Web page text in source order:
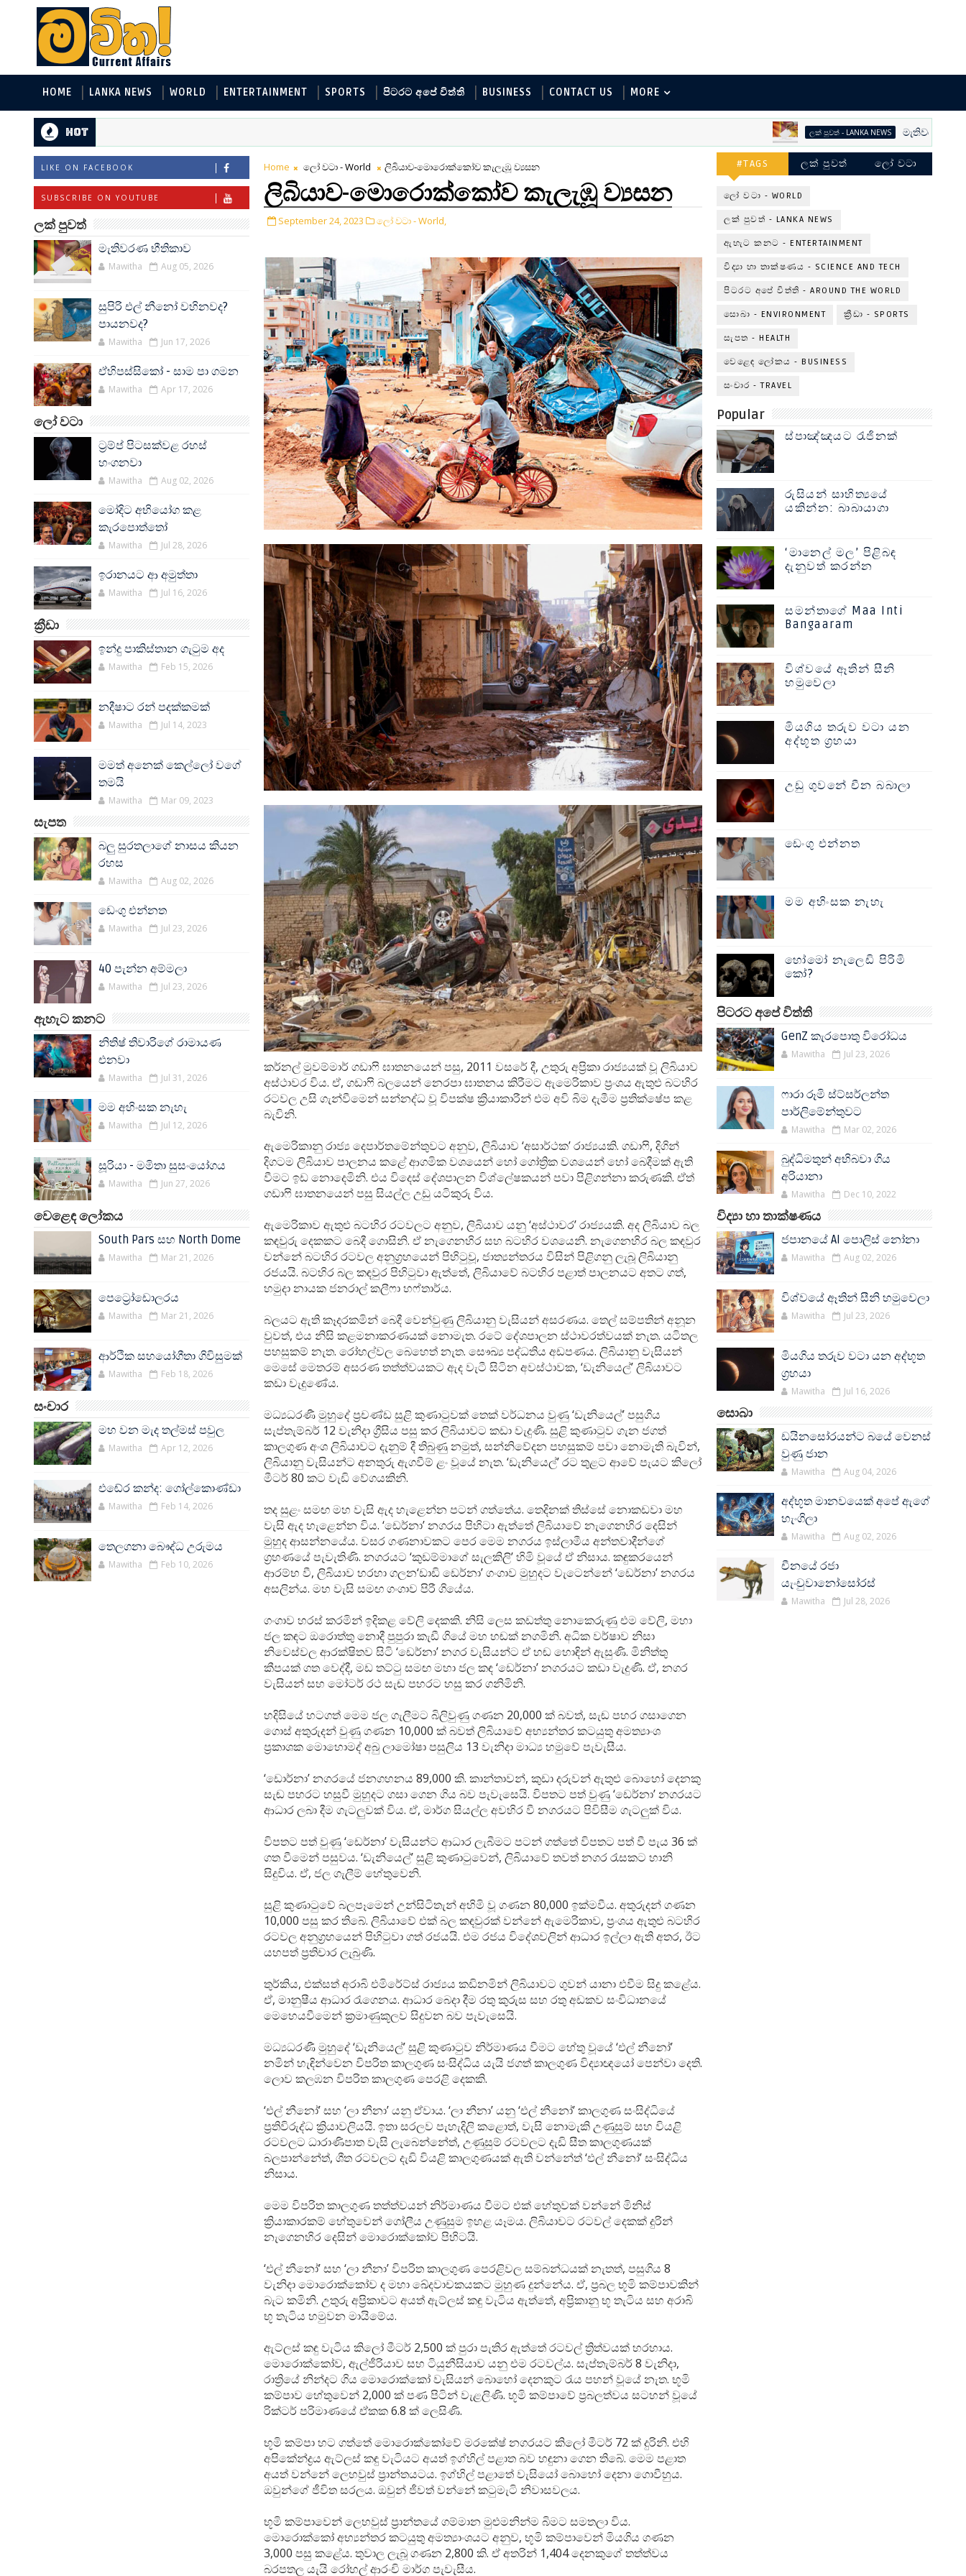
HOME LANKA NEWS WORLD ENTERTAINMENT SPORTS පිටරට අපේ විත්ති BUSINESS CONTACT US MORE
Hot ලක් පුවත් - LANKA NEWS මැතිවරණ භීතිකාව
LIKE ON FACEBOOK
SUBSCRIBE ON YOUTUBE
ලක් පුවත්
මැතිවරණ භීතිකාව
Mawitha Aug 05, 2026
සුපිරි එල් නීනෝ වහිනවද?
පායනවද?
Mawitha Jun 17, 2026
ඒහිපස්සිකෝ - සාම පා ගමන
Mawitha Apr 17, 2026
ලෝ වටා
ට්‍රම්ප් පිටසක්වළ රහස්
හංගනවා
Mawitha Aug 02, 2026
මෝදිට අභියෝග කළ
කැරපොත්තෝ
Mawitha Jul 28, 2026
ඉරානයට ආ අමුත්තා
Mawitha Jul 16, 2026
ක්‍රීඩා
ඉන්දු පාකිස්තාන ගැටුම අද
Mawitha Feb 15, 2026
නදීෂාට රන් පදක්කමක්
Mawitha Jul 14, 2023
මමත් අනෙක් කෙල්ලෝ වගේ
තමයි
Mawitha Mar 09, 2023
සැපත
බලු සුරතලාගේ නාසය කියන
රහස
Mawitha Aug 02, 2026
ඩෙංගු එන්නත
Mawitha Jul 23, 2026
40 පැන්න අම්මලා
Mawitha Jul 23, 2026
ඇහැට කනට
නිතිෂ් තිවාරිගේ රාමායණ
එනවා
Mawitha Jul 31, 2026
මම අහිංසක නැහැ
Mawitha Jul 12, 2026
සූරියා - මමිතා සුසංයෝගය
Mawitha Jun 27, 2026
වෙළෙඳ ලෝකය
South Pars සහ North Dome
Mawitha Mar 21, 2026
පෙට්‍රෝඩොලරය
Mawitha Mar 21, 2026
ආර්ථික සහයෝගීතා ගිවිසුමක්
Mawitha Feb 18, 2026
සංචාර
මහ වන මැද තල්මස් පවුල
Mawitha Apr 12, 2026
එඬේර කන්ද: ගෝල්කොණ්ඩා
Mawitha Feb 14, 2026
තෙලගනා බෞද්ධ උරුමය
Mawitha Feb 10, 2026
Home ලෝ වටා - World ලිබියාව-මොරොක්කෝව කැලැඹූ ව්‍යසන
ලිබියාව-මොරොක්කෝව කැලැඹූ ව්‍යසන
September 24, 2023 ලෝ වටා - World,
කර්නල් මුවම්මාර් ගඩාෆි ඝාතනයෙන් පසු, 2011 වසරේ දී, උතුරු අප්‍රිකා රාජ්‍යයක් වූ ලිබියාව
අස්ථාවර විය. ඒ, ගඩාෆි බලයෙන් නෙරපා ඝාතනය කිරීමට ඇමෙරිකාව ප්‍රංශය ඇතුළු බටහිර
රටවල උසි ගැන්වීමෙන් සන්නද්ධ වූ විපක්ෂ ක්‍රියාකාරීන් එම අවි බිම දැමීම ප්‍රතික්ෂේප කළ
බැවිනි.
ඇමෙරිකානු රාජ්‍ය දෙපාර්තමේන්තුවට අනුව, ලිබියාව ‘අසාර්ථක’ රාජ්‍යයකි. ගඩාෆි, දිගින්
දිගටම ලිබියාව පාලනය කළේ ආගමික වශයෙන් හෝ ගෝත්‍රික වශයෙන් හෝ බෙදීමක් ඇති
වීමට ඉඩ නොදෙමිනි. එය විදෙස් දේශපාලන විශ්ලේෂකයන් පවා පිළිගන්නා කරුණකි. ඒත්
ගඩාෆි ඝාතනයෙන් පසු සියල්ල උඩු යටිකුරු විය.
ඇමෙරිකාව ඇතුළු බටහිර රටවලට අනුව, ලිබියාව යනු ‘අස්ථාවර’ රාජ්‍යයකි. අද ලිබියාව බල
කඳවුරු දෙකකට බෙදී ගොසිනි. ඒ නැගෙනහිර සහ බටහිර වශයෙනි. නැගෙනහිර බල කඳවුර
වන්නේ බටහිර රටවල අනුග්‍රහයෙන් පිහිටුවූ, ජාත්‍යන්තරය විසින් පිළිගනු ලැබූ ලිබියානු
රජයයි. බටහිර බල කඳවුර පිහිටුවා ඇත්තේ, ලිබියාවේ බටහිර පළාත් පාලනයට අතට ගත්,
හමුදා නායක ජනරාල් කලීෆා හෆ්තාර්ය.
බලයට ඇති කෑදරකමින් බෙදී වෙන්වුණු ලිබියානු වැසියන් අසරණය. තෙල් සම්පතින් අනූන
වුවත්, එය නිසි කළමනාකරණයක් නොමැත. රටේ දේශපාලන ස්ථාවරත්වයක් නැත. යටිතල
පහසුකම් නැත. රෝහල්වල බෙහෙත් නැත. සෞඛ්‍ය පද්ධතිය අඩපණය. ලිබියානු වැසියන්
මෙසේ මෙතරම් අසරණ තත්ත්වයකට ඇද වැටී සිටින අවස්ථාවක, ‘ඩැනියෙල්’ ලිබියාවට
කඩා වැදුණේය.
මධ්‍යධරණී මුහුදේ ප්‍රචණ්ඩ සුළි කුණාටුවක් තෙක් වර්ධනය වුණු ‘ඩැනියෙල්’ පසුගිය
සැප්තැම්බර් 12 වැනිදා ග්‍රීසිය පසු කර ලිබියාවට කඩා වැදුණි. සුළි කුණාටුව ගැන ජගත්
කාලගුණ අංශ ලිබියාවට දැනුම් දී තිබුණු නමුත්, සන්නිවේදන පහසුකම් පවා නොමැති බැවින්,
ලිබියානු වැසියන්ට අනතුරු ඇගවීම් ළං වූයේ නැත. ‘ඩැනියෙල්’ රට තුළට ආවේ පැයට කිලෝ
මීටර් 80 කට වැඩි වේගයකිනි.
තද සුළං සමඟ මහ වැසි ඇද හැළෙන්න පටන් ගත්තේය. තෙදිනක් තිස්සේ නොකඩවා මහ
වැසි ඇද හැළෙන්න විය. ‘ඩෙර්නා’ නගරය පිහිටා ඇත්තේ ලිබියාවේ නැගෙනහිර දෙසින්
මුහුද ආසන්නයේය. වසර ගණනාවකට පෙර මෙම නගරය ඉස්ලාමීය අන්තවාදීන්ගේ
ග්‍රහණයේ පැවැතිණි. නගරයට ‘කුඩම්මාගේ සැලකිලි’ හිමි වූයේ ඒ නිසාය. කඳුකරයෙන්
ආරම්භ වී, ලිබියාව හරහා ගලන‘ඩාඩි ඩෙර්නා’ ගංගාව මුහුදට වැටෙන්නේ ‘ඩෙර්නා’ නගරය
අසලින්ය. මහ වැසි සමඟ ගංගාව පිරී ගියේය.
ගංගාව හරස් කරමින් ඉදිකළ වේලි දෙකකි. නිසි ලෙස කඩත්තු නොකෙරුණු එම වේලි, මහා
ජල කඳට ඔරොත්තු නොදී පුපුරා කැඩී ගියේ මහ හඬක් නගමිනි. අධික වර්ෂාව නිසා
නිවෙස්වල ආරක්ෂිතව සිටි ‘ඩෙර්නා’ නගර වැසියන්ට ඒ හඬ හොඳින් ඇසුණි. මිනිත්තු
කීපයක් ගත වෙද්දී, මඩ තට්ටු සමඟ මහා ජල කඳ ‘ඩෙර්නා’ නගරයට කඩා වැදුණි. ඒ, නගර
වැසියන් සහ මෝටර් රථ සැඬ පහරට හසු කර ගනිමිනි.
හදිසියේ හටගත් මෙම ජල ගැලීමට බිලිවුණු ගණන 20,000 ක් බවත්, සැඬ පහර ගසාගෙන
ගොස් අතුරුදන් වුණු ගණන 10,000 ක් බවත් ලිබියාවේ අභ්‍යන්තර කටයුතු අමත්‍යාංශ
ප්‍රකාශක මොහොමද් අබු ලාමෝෂා පසුලිය 13 වැනිදා මාධ්‍ය හමුවේ පැවැසීය.
‘ඩොර්නා’ නගරයේ ජනගහනය 89,000 කි. කාන්තාවන්, කුඩා දරුවන් ඇතුළු බොහෝ දෙනකු
සැඬ පහරට හසුවී මුහුදට ගසා ගෙන ගිය බව පැවැසෙයි. විපතට පත් වුණු ‘ඩෙර්නා’ නගරයට
ආධාර ලබා දීම ගැටලුවක් විය. ඒ, මාර්ග සියල්ල අවහිර වී නගරයට පිවිසීම ගැටලුක් විය.
විපතට පත් වුණු ‘ඩෙර්නා’ වැසියන්ට ආධාර ලැබීමට පටන් ගත්තේ විපතට පත් වී පැය 36 ක්
ගත වීමෙන් පසුවය. ‘ඩැනියෙල්’ සුළි කුණාටුවෙන්, ලිබියාවේ තවත් නගර රැසකට හානි
සිදුවිය. ඒ, ජල ගැලීම් හේතුවෙනි.
සුළි කුණාටුවේ බලපෑමෙන් උන්සිටිතැන් අහිමි වූ ගණන 80,000 ඉක්මවීය. අතුරුදන් ගණන
10,000 පසු කර තිබේ. ලිබියාවේ එක් බල කඳවුරක් වන්නේ ඇමෙරිකාව, ප්‍රංශය ඇතුළු බටහිර
රටවල අනුග්‍රහයෙන් පිහිටුවා ගත් රජයයි. එම රජය විදේශවලින් ආධාර ඉල්ලා ඇති අතර, ඊට
යහපත් ප්‍රතිචාර ලැබුණි.
තුර්කිය, එක්සත් අරාබි එමිරේට්ස් රාජ්‍යය කඩිනමින් ලිබියාවට ගුවන් යානා එවීම සිදු කළේය.
ඒ, මානුෂීය ආධාර රැගෙනය. ආධාර බෙදා දීම රතු කුරුස සහ රතු අඩකව සංවිධානයේ
මෙහෙයවීමෙන් ක්‍රමාණුකූලව සිදුවන බව පැවැසෙයි.
මධ්‍යධරණී මුහුදේ ‘ඩැනියෙල්’ සුළි කුණාටුව නිර්මාණය වීමට හේතු වූයේ ‘එල් නීනෝ’
නමින් හැඳින්වෙන විපරිත කාලගුණ සංසිද්ධිය යැයි ජගත් කාලගුණ විද්‍යාඥයෝ පෙන්වා දෙති.
ලොව කලඹන විපරිත කාලගුණ පෙරළි දෙකකි.
‘එල් නීනෝ’ සහ ‘ලා නීනා’ යනු ඒවාය. ‘ලා නීනා’ යනු ‘එල් නීනෝ’ කාලගුණ සංසිද්ධියේ
ප්‍රතිවිරුද්ධ ක්‍රියාවලියයි. ඉතා සරලව පැහැදිලි කළොත්, වැසි නොමැකි උණුසුම් සහ වියළි
රටවලට ධාරාණිපාත වැසි ලැබෙන්නේත්, උණුසුම් රටවලට දැඩි සීත කාලගුණයක්
බලපාන්නේත්, ශීත රටවලට දැඩි වියළි කාලගුණයක් ඇති වන්නේත් ‘එල් නීනෝ’ සංසිද්ධිය
නිසාය.
මෙම විපරිත කාලගුණ තත්ත්වයන් නිර්මාණය වීමට එක් හේතුවක් වන්නේ මිනිස්
ක්‍රියාකාරකම් හේතුවෙන් ගෝලීය උණුසුම ඉහළ යෑමය. ලිබියාවට රටවල් දෙකක් දුරින්
නැගෙනහිර දෙසින් මොරොක්කෝව පිහිටයි.
‘එල් නීනෝ’ සහ ‘ලා නීනා’ විපරිත කාලගුණ පෙරළිවල සම්බන්ධයක් නැතත්, පසුගිය 8
වැනිදා මොරොක්කෝව ද මහා ඛේදවාචකයකට මුහුණ දුන්නේය. ඒ, ප්‍රබල භූමි කම්පාවකින්
බැට කමිනි. උතුරු අප්‍රිකාවට අයත් ඇට්ලස් කඳු වැටිය ඇත්තේ, අප්‍රිකානු භූ තැටිය සහ අරාබි
භූ තැටිය හමුවන මායිමේය.
ඇට්ලස් කඳු වැටිය කිලෝ මීටර් 2,500 ක් පුරා පැතිර ඇත්තේ රටවල් ත්‍රිත්වයක් හරහාය.
මොරොක්කෝව, ඇල්ජීරියාව සහ ටියුනීසියාව යනු එම රටවල්ය. සැප්තැම්බර් 8 වැනිදා,
රාත්‍රියේ නින්දට ගිය මොරොක්කෝ වැසියන් බොහෝ දෙනකුට රැය පහන් වූයේ නැත. භූමි
කම්පාව හේතුවෙන් 2,000 ක් පණ පිටින් වැළලිණි. භූමි කම්පාවේ ප්‍රබලත්වය සටහන් වූයේ
රික්ටර් පරිමාණයේ ඒකක 6.8 ක් ලෙසිණි.
භූමි කම්පා හට ගත්තේ මොරොක්කෝවේ මරකේෂ් නගරයට කිලෝ මීටර් 72 ක් දුරිනි. එහි
අපිකේන්ද්‍රය ඇට්ලස් කඳු වැටියට අයත් ඉග්හිල් පළාත බව හඳුනා ගෙන තිබේ. මෙම පළාත
අයත් වන්නේ ලෙහවුස් ප්‍රාන්තයටය. ඉග්හිල් පළාතේ වැසියෝ බොහෝ දෙනා ගොවීහුය.
ඔවුන්ගේ ජීවිත සරලය. ඔවුන් ජීවත් වන්නේ කටුමැටි නිවාසවලය.
භූමි කම්පාවෙන් ලෙහවුස් ප්‍රාන්තයේ ගම්මාන මුළුමනින්ම බිමට සමතලා විය.
මොරොක්කෝ අභ්‍යන්තර කටයුතු අමත්‍යාංශයට අනුව, භූමි කම්පාවෙන් මියගිය ගණන
3,000 පසු කළේය. තුවාල ලැබූ ගණන 2,800 කි. ඒ අතරින් 1,404 දෙනකුගේ තත්ත්වය
බරපතල යැයි රෝහල් ආරංචි මාර්ග පැවැසීය.
#TAGS ලක් පුවත් ලෝ වටා
ලෝ වටා - WORLD
ලක් පුවත් - LANKA NEWS
ඇහැට කනට - ENTERTAINMENT
විද්‍යා හා තාක්ෂණය - SCIENCE AND TECH
පිටරට අපේ විත්ති - AROUND THE WORLD
සොබා - ENVIRONMENT ක්‍රීඩා - SPORTS
සැපත - HEALTH
වෙළෙඳ ලෝකය - BUSINESS
සංචාර - TRAVEL
Popular
ස්පාඤ්ඤයට රැජිනක්
රුසියන් සාහිත්‍යයේ
යකින්න: බාබායාගා
‘මානෙල් මල’ පිළිබඳ
දැනුවත් කරන්න
සමන්තාගේ Maa Inti
Bangaaram
විශ්වයේ ඈතින් සීනි
හමුවෙලා
මියගිය තරුව වටා යන
අද්භූත ග්‍රහයා
උඩු ගුවනේ චීන බබාලා
ඩෙංගු එන්නත
මම අහිංසක නැහැ
හෝමෝ නැලෙඩි පිරිමි
කෝ?
පිටරට අපේ විත්ති
GenZ කැරපොතු විරෝධය
Mawitha Jul 23, 2026
ෆාරා රූමි ස්ට්සර්ලන්ත
පාර්ලිමේන්තුවට
Mawitha Mar 02, 2026
බුද්ධිමතුන් අභිබවා ගිය
අරියානා
Mawitha Dec 10, 2022
විද්‍යා හා තාක්ෂණය
ජපානයේ AI පොලිස් නෝනා
Mawitha Aug 02, 2026
විශ්වයේ ඈතින් සීනි හමුවෙලා
Mawitha Jul 23, 2026
මියගිය තරුව වටා යන අද්භූත
ග්‍රහයා
Mawitha Jul 16, 2026
සොබා
ඩයිනසෝරයන්ට බයේ වෙනස්
වුණු ජාන
Mawitha Aug 04, 2026
අද්භූත මානවයෙක් අපේ ඇගේ
හැංගිලා
Mawitha Aug 02, 2026
චීනයේ රජා
යැංචුවානෝසෝරස්
Mawitha Jul 28, 2026